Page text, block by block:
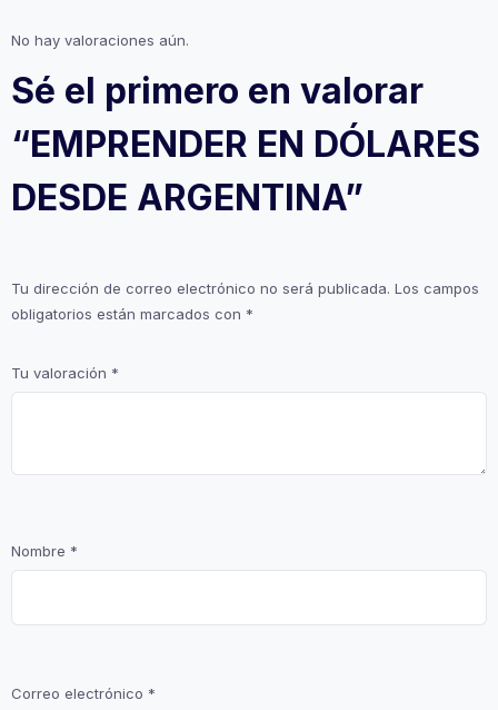
No hay valoraciones aún.
Sé el primero en valorar
“EMPRENDER EN DÓLARES
DESDE ARGENTINA”
Tu dirección de correo electrónico no será publicada. Los campos
obligatorios están marcados con *
Tu valoración *
Nombre *
Correo electrónico *